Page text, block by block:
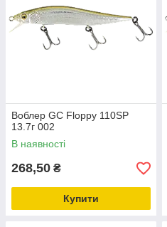
Воблер GC Floppy 110SP
13.7г 002
В наявності
268,50 ₴
Купити